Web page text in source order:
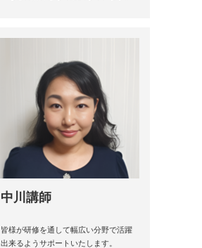
中川講師
皆様が研修を通して幅広い分野で活躍
出来るようサポートいたします。